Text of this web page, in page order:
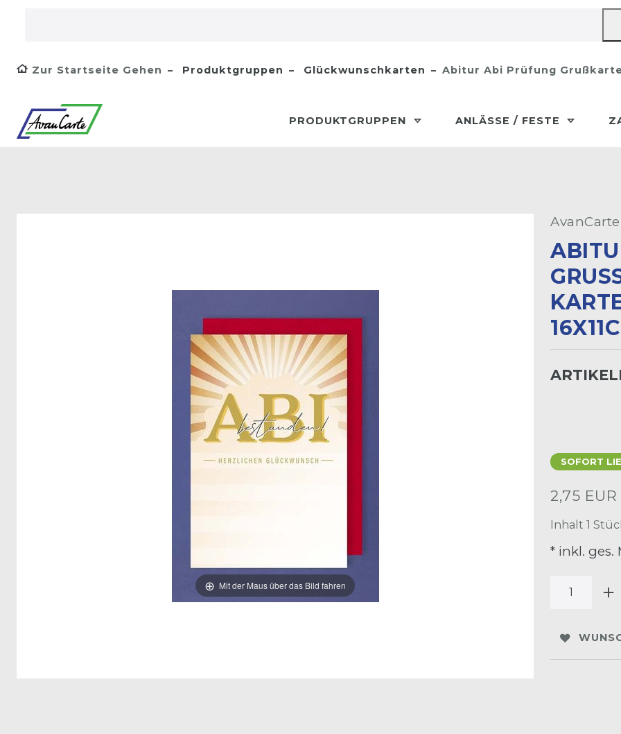
Zur Startseite Gehen Produktgruppen Glückwunschkarten Abitur Abi Prüfung
PRODUKTGRUPPEN ANLÄSSE / FESTE
Mit der Maus über das Bild fahren
AvanCarte
ARTE
6X11CM
SOFORT
2,75 EUR
Inhalt 1
* inkl. ges.